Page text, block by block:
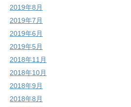
2019年8月
2019年7月
2019年6月
2019年5月
2018年11月
2018年10月
2018年9月
2018年8月